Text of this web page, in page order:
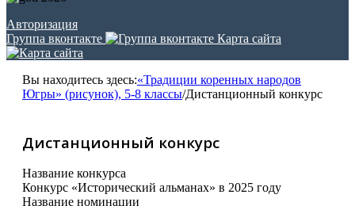
Авторизация
Группа вконтакте
Карта сайта
Вы находитесь здесь:«Традиции коренных народов
Югры» (рисунок), 5-8 классы/Дистанционный конкурс
Дистанционный конкурс
Название конкурса
Конкурс «Исторический альманах» в 2025 году
Название номинации